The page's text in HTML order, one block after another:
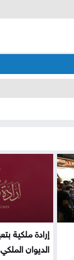
إرادة ملكية
الديوان